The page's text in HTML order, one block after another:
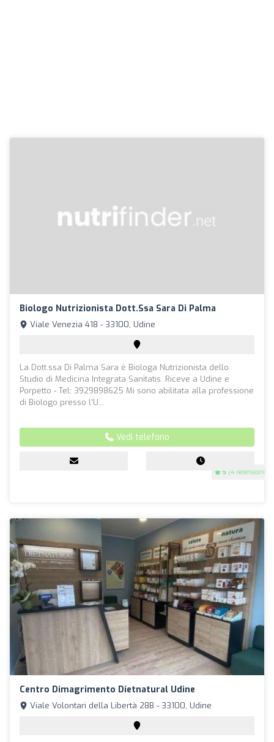
Biologo Nutrizionista Dott.ssa Sara Di Palma
5 (4 recensioni)
Viale Venezia 418 - 33100, Udine
La Dott.ssa Di Palma Sara è Biologa Nutrizionista dello
Studio di Medicina Integrata Sanitatis. Riceve a Udine e
Porpetto - Tel: 3929898625 Mi sono abilitata alla professione
di Biologo presso l’U...
Vedi telefono
Centro Dimagrimento Dietnatural Udine
Viale Volontari della Libertà 28B - 33100, Udine